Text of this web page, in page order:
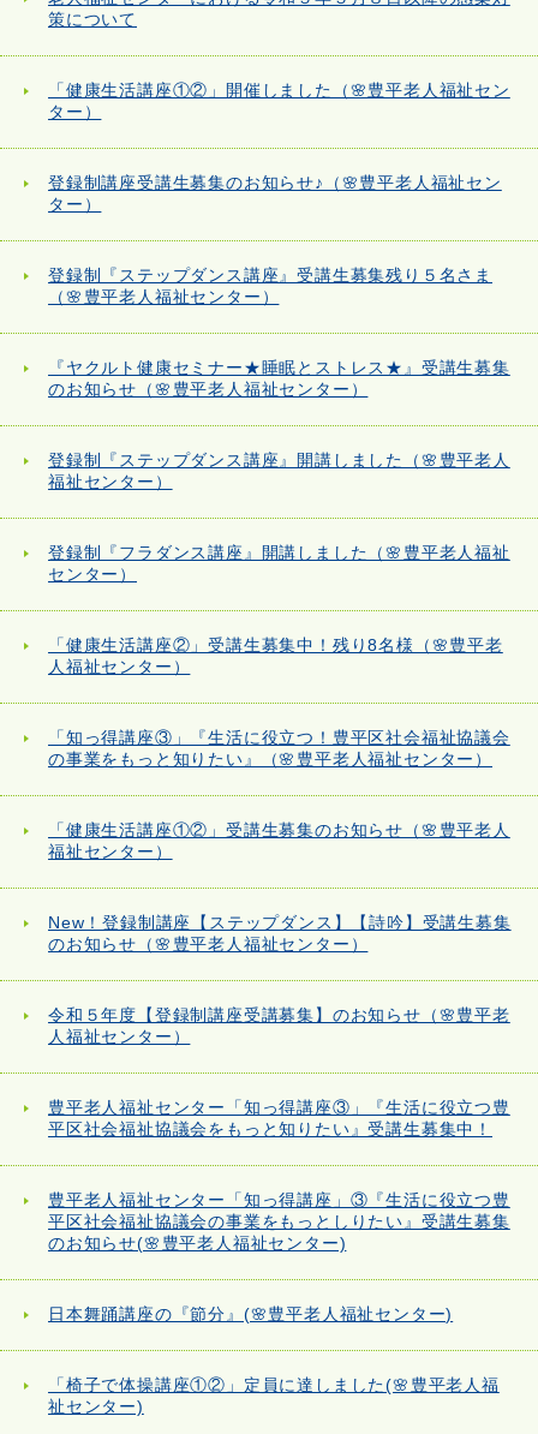
策について
「健康生活講座①②」開催しました（🌸豊平老人福祉セン
ター）
登録制講座受講生募集のお知らせ♪（🌸豊平老人福祉セン
ター）
登録制『ステップダンス講座』受講生募集残り５名さま
（🌸豊平老人福祉センター）
『ヤクルト健康セミナー★睡眠とストレス★』受講生募集
のお知らせ（🌸豊平老人福祉センター）
登録制『ステップダンス講座』開講しました（🌸豊平老人
福祉センター）
登録制『フラダンス講座』開講しました（🌸豊平老人福祉
センター）
「健康生活講座②」受講生募集中！残り8名様（🌸豊平老
人福祉センター）
「知っ得講座③」『生活に役立つ！豊平区社会福祉協議会
の事業をもっと知りたい』（🌸豊平老人福祉センター）
「健康生活講座①②」受講生募集のお知らせ（🌸豊平老人
福祉センター）
New！登録制講座【ステップダンス】【詩吟】受講生募集
のお知らせ（🌸豊平老人福祉センター）
令和５年度【登録制講座受講募集】のお知らせ（🌸豊平老
人福祉センター）
豊平老人福祉センター「知っ得講座③」『生活に役立つ豊
平区社会福祉協議会をもっと知りたい』受講生募集中！
豊平老人福祉センター「知っ得講座」③『生活に役立つ豊
平区社会福祉協議会の事業をもっとしりたい』受講生募集
のお知らせ(🌸豊平老人福祉センター)
日本舞踊講座の『節分』(🌸豊平老人福祉センター)
「椅子で体操講座①②」定員に達しました(🌸豊平老人福
祉センター)